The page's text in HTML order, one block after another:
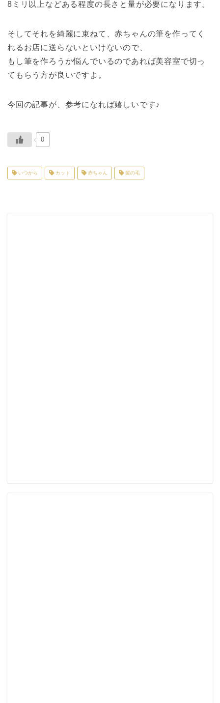
8ミリ以上などある程度の長さと量が必要になります。
そしてそれを綺麗に束ねて、赤ちゃんの筆を作ってく
れるお店に送らないといけないので、
もし筆を作ろうか悩んでいるのであれば美容室で切っ
てもらう方が良いですよ。
今回の記事が、参考になれば嬉しいです♪
0
いつから カット 赤ちゃん 髪の毛